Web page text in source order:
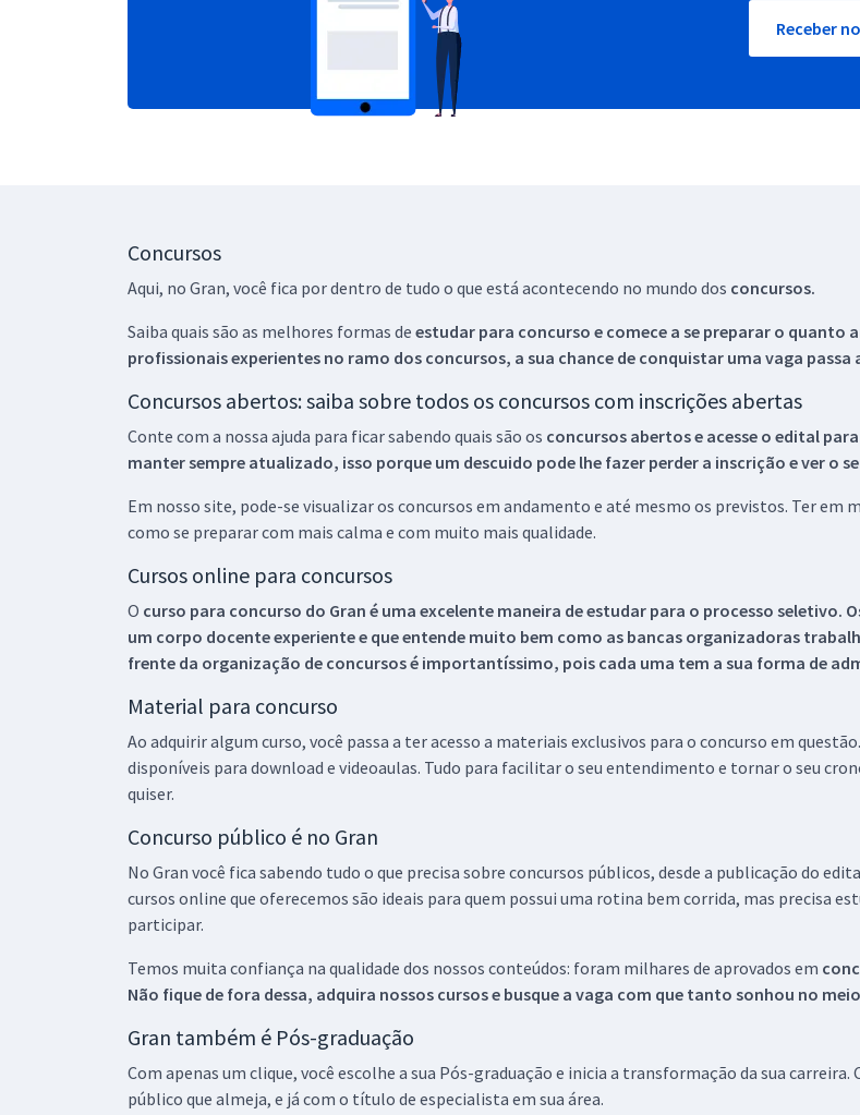
Receber
Concursos
Aqui, no Gran, você fica por dentro de tudo o que está acontecendo no mundo dos concursos.
Saiba quais são as melhores formas de estudar para concurso e comece a se preparar o quanto
profissionais experientes no ramo dos concursos, a sua chance de conquistar uma vaga passa
Concursos abertos: saiba sobre todos os concursos com inscrições abertas
Conte com a nossa ajuda para ficar sabendo quais são os concursos abertos e acesse o edital
manter sempre atualizado, isso porque um descuido pode lhe fazer perder a inscrição e ver o
Em nosso site, pode-se visualizar os concursos em andamento e até mesmo os previstos. Ter em
como se preparar com mais calma e com muito mais qualidade.
Cursos online para concursos
O curso para concurso do Gran é uma excelente maneira de estudar para o processo
um corpo docente experiente e que entende muito bem como as bancas organizadoras
frente da organização de concursos é importantíssimo, pois cada uma tem a sua forma de
Material para concurso
Ao adquirir algum curso, você passa a ter acesso a materiais exclusivos para o concurso em
disponíveis para download e videoaulas. Tudo para facilitar o seu entendimento e tornar o seu
quiser.
Concurso público é no Gran
No Gran você fica sabendo tudo o que precisa sobre concursos públicos, desde a publicação do
cursos online que oferecemos são ideais para quem possui uma rotina bem corrida, mas precisa
participar.
Temos muita confiança na qualidade dos nossos conteúdos: foram milhares de aprovados em
Não fique de fora dessa, adquira nossos cursos e busque a vaga com que tanto sonhou no
Gran também é Pós-graduação
Com apenas um clique, você escolhe a sua Pós-graduação e inicia a transformação da sua
público que almeja, e já com o título de especialista em sua área.